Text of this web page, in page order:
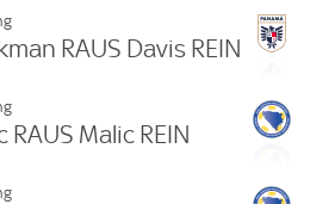
RAUS Davis REIN
RAUS Malic REIN